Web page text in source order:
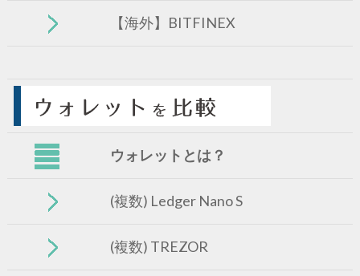
【海外】BITFINEX
ウォレットとは？
(複数) Ledger Nano S
(複数) TREZOR